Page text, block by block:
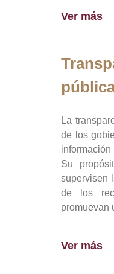
Ver más
La
de los
Su
supervisen
de los
promuevan
Ver más